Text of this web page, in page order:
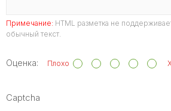
Примечание: HTML разметка не
обычный текст.
Оценка: Плохо
Captcha